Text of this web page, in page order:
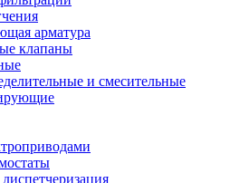
арматура
клапаны
и смесительные